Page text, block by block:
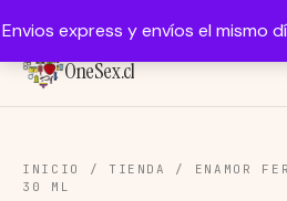
Envios express y envíos el mismo
al
contenidoOneSex.cl
INICIO / TIENDA / ENAMOR
30 ML